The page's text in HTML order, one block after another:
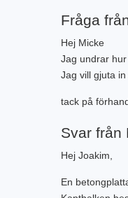
Fråga
Hej Micke
Jag undrar
Jag vill gjuta
tack på
Svar från
Hej Joakim,
En